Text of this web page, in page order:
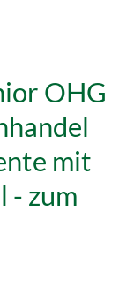
OHG
mit
- zum